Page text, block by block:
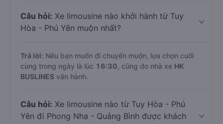
Câu hỏi: Xe limousine nào khởi hành từ Tuy
Hòa - Phú Yên muộn nhất?
Trả lời: Nếu bạn muốn đi chuyến muộn, lựa chọn cuối
cùng trong ngày là lúc 16:30 , cũng do nhà xe HK
BUSLINES vận hành.
Câu hỏi: Xe limousine nào từ Tuy Hòa - Phú
Yên đi Phong Nha - Quảng Bình được khách